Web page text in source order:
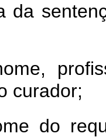
da
curador;
do